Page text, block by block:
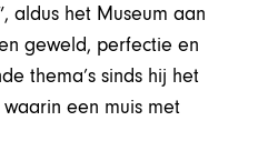
aldus het Museum aan
geweld, perfectie en
thema’s sinds hij het
een muis met